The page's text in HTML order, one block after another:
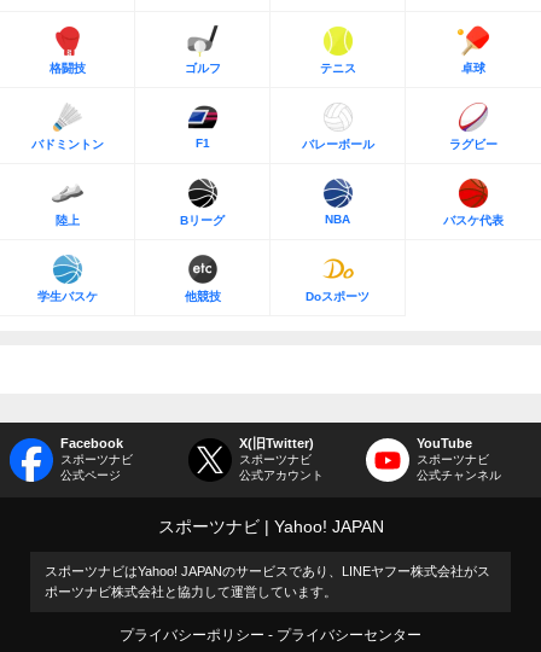
格闘技 ゴルフ テニス 卓球
バドミントン F1 バレーボール ラグビー
陸上 Bリーグ NBA バスケ代表
学生バスケ 他競技 Doスポーツ
Facebook
スポーツナビ
公式ページ
X(旧Twitter)
スポーツナビ
公式アカウント
YouTube
スポーツナビ
公式チャンネル
スポーツナビ Yahoo! JAPAN
スポーツナビはYahoo! JAPANのサービスであり、LINEヤフー株式会社がス
ポーツナビ株式会社と協力して運営しています。
プライバシーポリシー プライバシーセンター